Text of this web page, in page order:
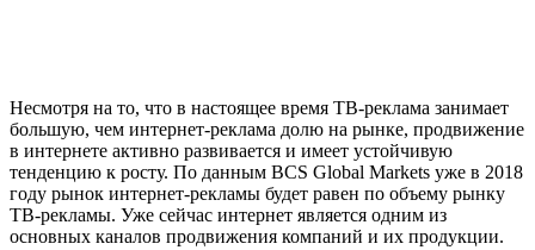
Несмотря на то, что в настоящее время ТВ-реклама занимает
большую, чем интернет-реклама долю на рынке, продвижение
в интернете активно развивается и имеет устойчивую
тенденцию к росту. По данным BCS Global Markets уже в 2018
году рынок интернет-рекламы будет равен по объему рынку
ТВ-рекламы. Уже сейчас интернет является одним из
основных каналов продвижения компаний и их продукции.